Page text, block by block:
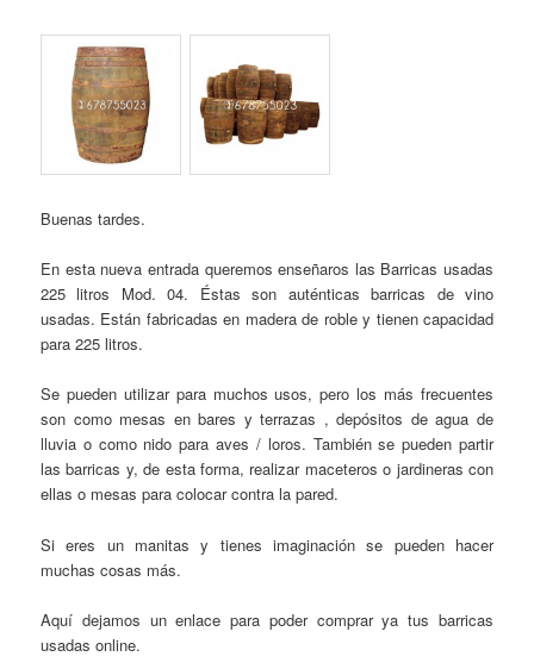
Buenas tardes.
En esta nueva entrada queremos enseñaros las Barricas usadas
225 litros Mod. 04. Éstas son auténticas barricas de vino
usadas. Están fabricadas en madera de roble y tienen capacidad
para 225 litros.
Se pueden utilizar para muchos usos, pero los más frecuentes
son como mesas en bares y terrazas , depósitos de agua de
lluvia o como nido para aves / loros. También se pueden partir
las barricas y, de esta forma, realizar maceteros o jardineras con
ellas o mesas para colocar contra la pared.
Si eres un manitas y tienes imaginación se pueden hacer
muchas cosas más.
Aquí dejamos un enlace para poder comprar ya tus barricas
usadas online.